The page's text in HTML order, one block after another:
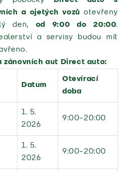
a ojetých vozů otevřeny
den, od 9:00 do 20:00.
a servisy budou mít
zánovních aut Direct auto:
Datum
Otevírací
doba
1. 5.
2026
9:00–20:00
1. 5.
2026
9:00–20:00